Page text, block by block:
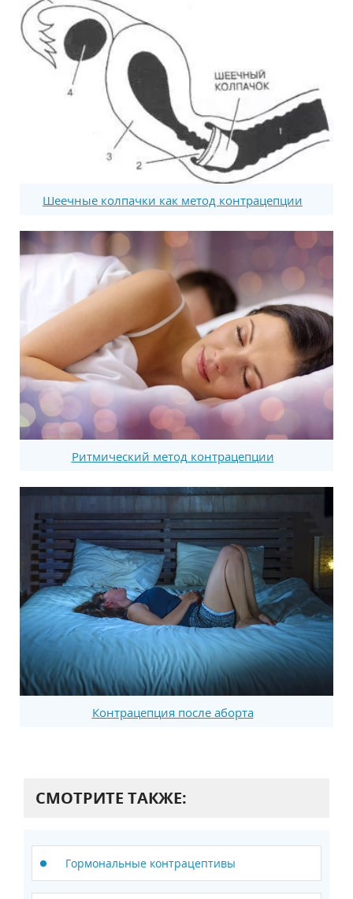
Шеечные колпачки как метод контрацепции
Ритмический метод контрацепции
Контрацепция после аборта
СМОТРИТЕ ТАКЖЕ:
Гормональные контрацептивы